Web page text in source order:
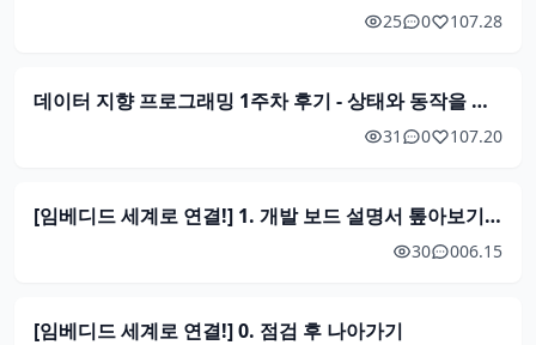
25 0 107.28
데이터 지향 프로그래밍 1주차 후기 - 상태와 동작을 분리해 바라보기
31 0 107.20
[임베디드 세계로 연결!] 1. 개발 보드 설명서 톺아보기 - MMIO적 관점으로 진입
30 006.15
[임베디드 세계로 연결!] 0. 점검 후 나아가기